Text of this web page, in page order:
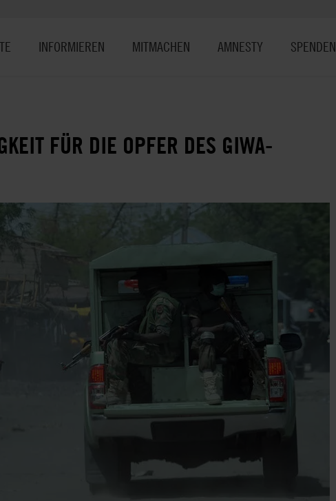
INFORMIEREN MITMACHEN AMNESTY SPENDEN
FÜR DIE OPFER DES GIWA-